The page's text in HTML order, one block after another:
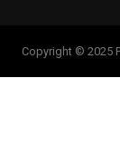
Copyright © 2025